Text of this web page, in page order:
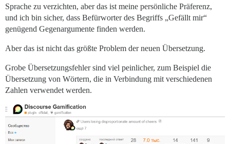
Sprache zu verzichten, aber das ist meine persönliche Präferenz,
und ich bin sicher, dass Befürworter des Begriffs „Gefällt mir“
genügend Gegenargumente finden werden.
Aber das ist nicht das größte Problem der neuen Übersetzung.
Grobe Übersetzungsfehler sind viel peinlicher, zum Beispiel die
Übersetzung von Wörtern, die in Verbindung mit verschiedenen
Zahlen verwendet werden.